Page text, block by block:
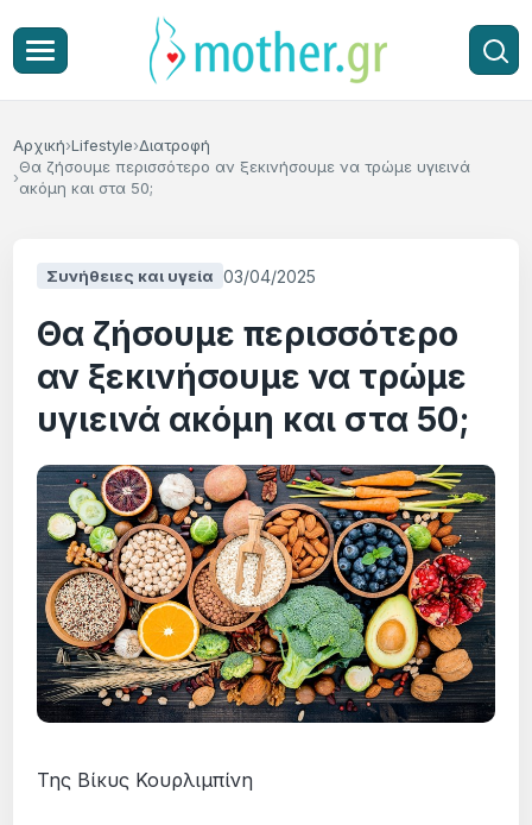
Αρχική Lifestyle Διατροφή
Θα ζήσουμε περισσότερο αν ξεκινήσουμε να τρώμε υγιεινά
ακόμη και στα 50;
Συνήθειες και υγεία 03/04/2025
Θα ζήσουμε περισσότερο
αν ξεκινήσουμε να τρώμε
υγιεινά ακόμη και στα 50;
Της Βίκυς Κουρλιμπίνη